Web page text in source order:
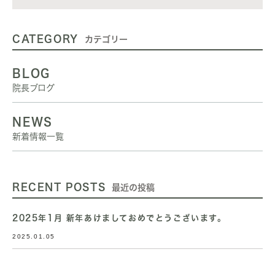
CATEGORY カテゴリー
BLOG
院長ブログ
NEWS
新着情報一覧
RECENT POSTS 最近の投稿
2025年1月 新年あけましておめでとうございます。
2025.01.05